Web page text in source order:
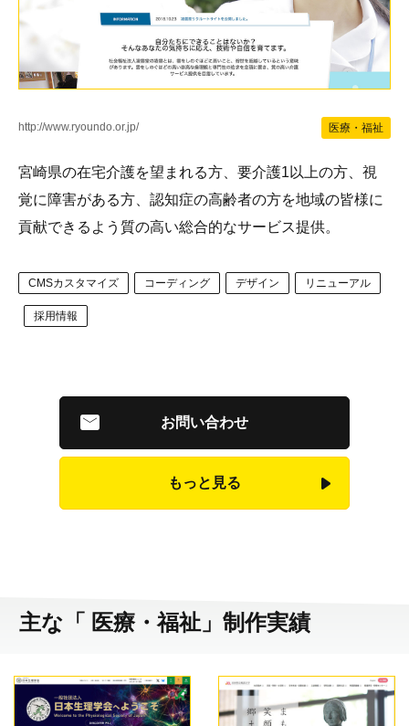
http://www.ryoundo.or.jp/ 医療・福祉
宮崎県の在宅介護を望まれる方、要介護1以上の方、視
覚に障害がある方、認知症の高齢者の方を地域の皆様に
貢献できるよう質の高い総合的なサービス提供。
CMSカスタマイズ コーディング デザイン リニューアル
採用情報
お問い合わせ
もっと見る
主な「 医療・福祉」制作実績